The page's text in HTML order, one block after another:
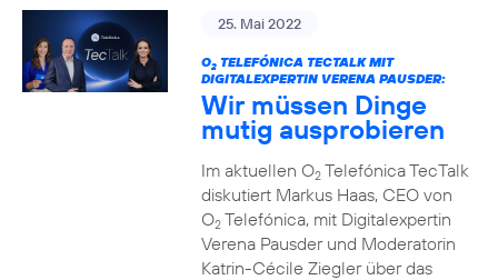
25. Mai 2022
O2TELEFÓNICA TECTALK MIT
DIGITALEXPERTIN VERENA PAUSDER:
Wir müssen Dinge
mutig ausprobieren
Im aktuellen O2Telefónica TecTalk
diskutiert Markus Haas, CEO von
O2Telefónica, mit Digitalexpertin
Verena Pausder und Moderatorin
Katrin-Cécile Ziegler über das